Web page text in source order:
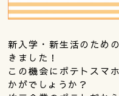
新入学・新生活のため
きました！
この機会にポテトスマ
かがでしょうか？